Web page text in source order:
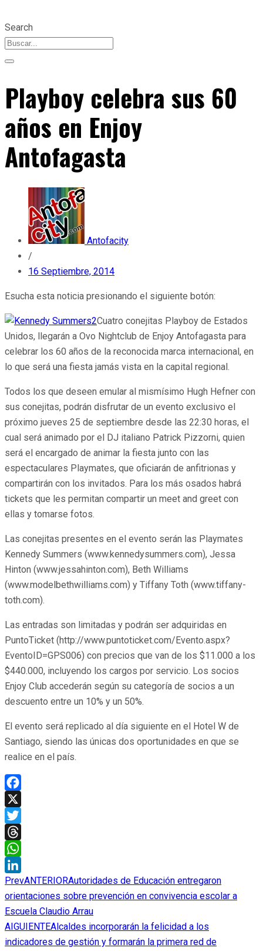
Search
Playboy celebra sus 60
años en Enjoy
Antofagasta
Antofacity
/
16 Septiembre, 2014
Esucha esta noticia presionando el siguiente botón:
Cuatro conejitas Playboy de Estados
Unidos, llegarán a Ovo Nightclub de Enjoy Antofagasta para
celebrar los 60 años de la reconocida marca internacional, en
lo que será una fiesta jamás vista en la capital regional.
Todos los que deseen emular al mismísimo Hugh Hefner con
sus conejitas, podrán disfrutar de un evento exclusivo el
próximo jueves 25 de septiembre desde las 22:30 horas, el
cual será animado por el DJ italiano Patrick Pizzorni, quien
será el encargado de animar la fiesta junto con las
espectaculares Playmates, que oficiarán de anfitrionas y
compartirán con los invitados. Para los más osados habrá
tickets que les permitan compartir un meet and greet con
ellas y tomarse fotos.
Las conejitas presentes en el evento serán las Playmates
Kennedy Summers (www.kennedysummers.com), Jessa
Hinton (www.jessahinton.com), Beth Williams
(www.modelbethwilliams.com) y Tiffany Toth (www.tiffany-
toth.com).
Las entradas son limitadas y podrán ser adquiridas en
PuntoTicket (http://www.puntoticket.com/Evento.aspx?
EventoID=GPS006) con precios que van de los $11.000 a los
$440.000, incluyendo los cargos por servicio. Los socios
Enjoy Club accederán según su categoría de socios a un
descuento entre un 10% y un 50%.
El evento será replicado al día siguiente en el Hotel W de
Santiago, siendo las únicas dos oportunidades en que se
realice en el país.
Facebook
X
Twitter
Threads
WhatsApp
LinkedIn
PrevANTERIORAutoridades de Educación entregaron
orientaciones sobre prevención en convivencia escolar a
Escuela Claudio Arrau
AIGUIENTEAlcaldes incorporarán la felicidad a los
indicadores de gestión y formarán la primera red de